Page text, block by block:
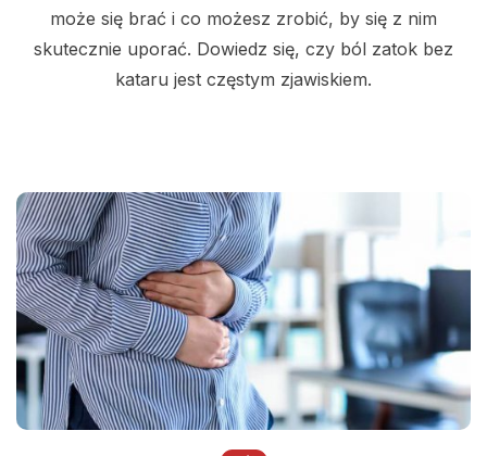
może się brać i co możesz zrobić, by się z nim
skutecznie uporać. Dowiedz się, czy ból zatok bez
kataru jest częstym zjawiskiem.